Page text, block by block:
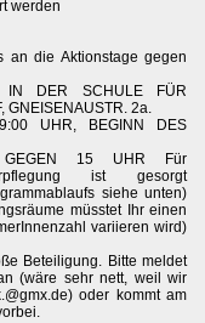
werden
an die Aktionstage gegen
DER SCHULE FÜR
GNEISENAUSTR. 2a.
UHR, BEGINN DES
GEGEN 15 UHR Für
ist gesorgt
siehe unten)
müsstet Ihr einen
variieren wird)
Beteiligung. Bitte meldet
(wäre sehr nett, weil wir
oder kommt am